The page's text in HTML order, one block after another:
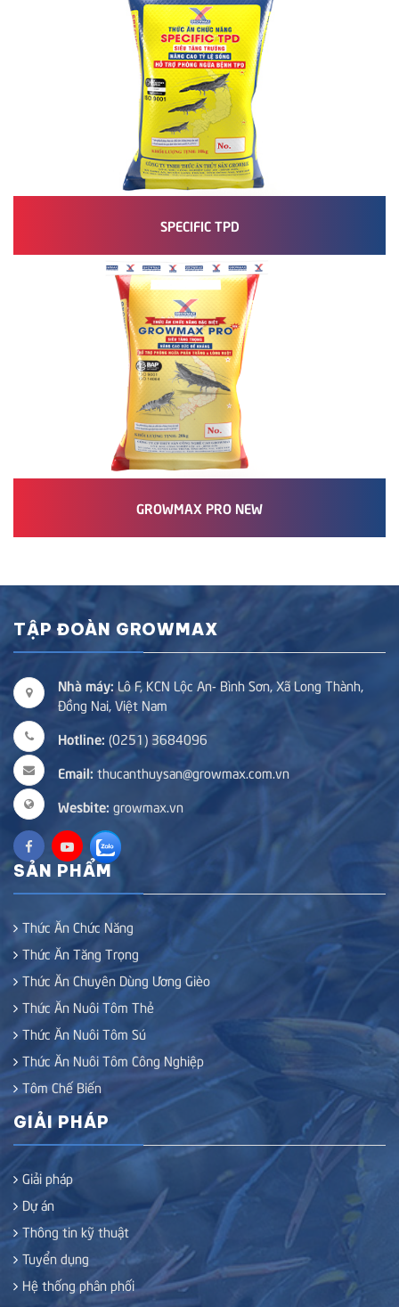
SPECIFIC TPD
GROWMAX PRO NEW
TẬP ĐOÀN GROWMAX
Nhà máy: Lô F, KCN Lộc An- Bình Sơn, Xã Long Thành,
Đồng Nai, Việt Nam
Hotline: (0251) 3684096
Email: thucanthuysan@growmax.com.vn
Wesbite: growmax.vn
SẢN PHẨM
Thức Ăn Chức Năng
Thức Ăn Tăng Trọng
Thức Ăn Chuyên Dùng Ương Gièo
Thức Ăn Nuôi Tôm Thẻ
Thức Ăn Nuôi Tôm Sú
Thức Ăn Nuôi Tôm Công Nghiệp
Tôm Chế Biến
GIẢI PHÁP
Giải pháp
Dự án
Thông tin kỹ thuật
Tuyển dụng
Hệ thống phân phối